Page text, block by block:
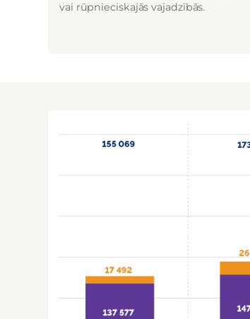
vai rūpnieciskajās vajadzībās.